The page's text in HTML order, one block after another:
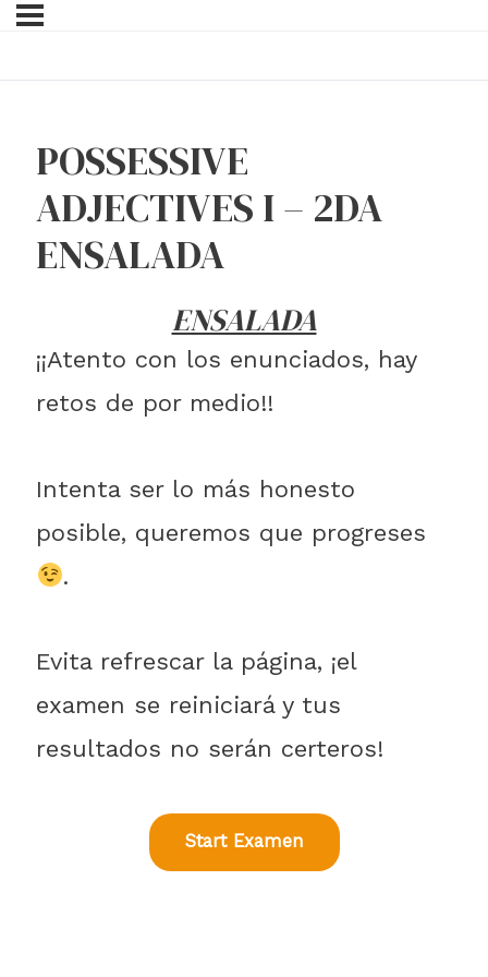
POSSESSIVE
ADJECTIVES I – 2DA
ENSALADA
ENSALADA
¡¡Atento con los enunciados, hay
retos de por medio!!
Intenta ser lo más honesto
posible, queremos que progreses
.
Evita refrescar la página, ¡el
examen se reiniciará y tus
resultados no serán certeros!